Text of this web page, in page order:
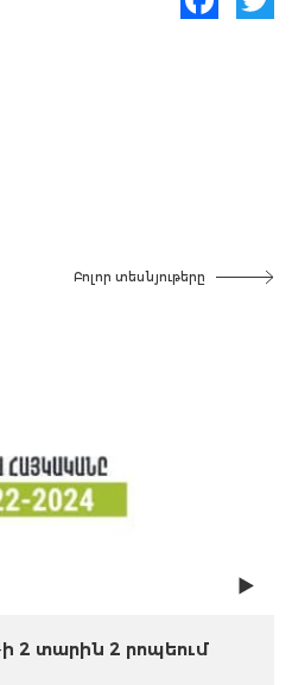
Բոլոր տեսնյութերը
2 տարին 2 րոպեում